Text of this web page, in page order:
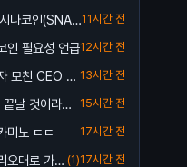
서비스 🚨 누군가 전부 날릴 판?
나코인(SNA) 11시간 전
인 필요성 언급12시간 전
모친 CEO 해 13시간 전
날 것이라고
15시간 전
미노 ㄷㄷ 17시간 전
오대로 가
(1)17시간 전